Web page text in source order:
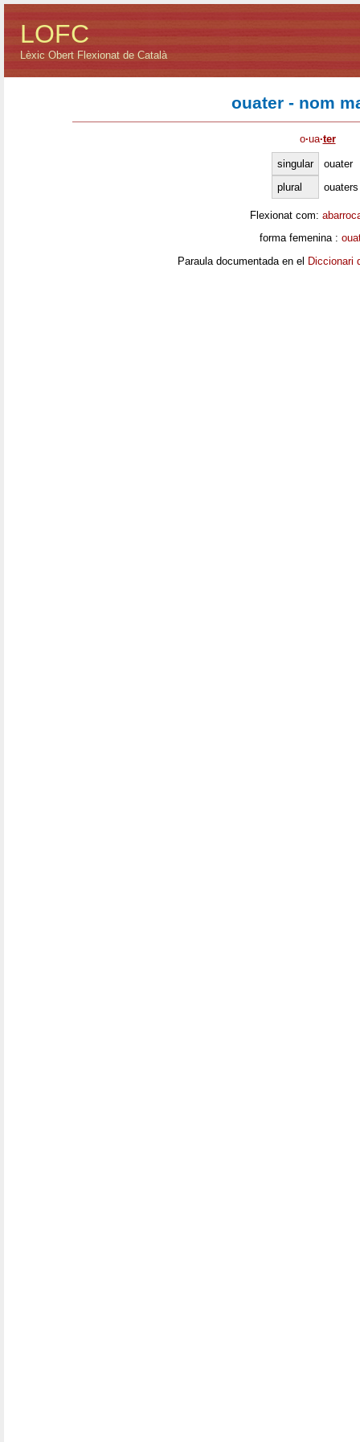
LOFC
Lèxic Obert Flexionat de Català
ouater - nom
o·ua·ter
singular
ouater
plural
ouaters
Flexionat com:
forma femenina :
Paraula documentada en el Diccionari